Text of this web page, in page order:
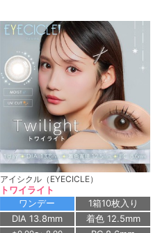
アイシクル（EYECICLE）
トワイライト
ワンデー
1箱10枚入り
DIA 13.8mm
着色 12.5mm